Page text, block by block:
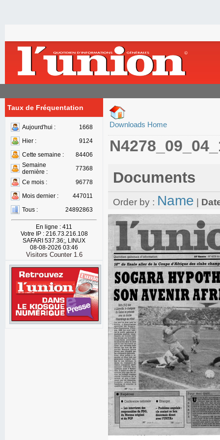
Taux de Fréquentation
Aujourd'hui :
1668
Hier :
9124
Cette semaine :
84406
Semaine
dernière :
77368
Ce mois :
96778
Mois dernier :
447011
Tous :
24892863
En ligne : 411
Votre IP : 216.73.216.108
SAFARI 537.36;, LINUX
08-08-2026 03:46
Visitors Counter 1.6
Downloads Home
Documents
Order by : Name